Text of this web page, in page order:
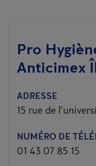
Pro
Anticimex
ADRESSE
15 rue de
NUMÉRO DE
01 43 07 85 15